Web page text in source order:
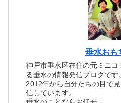
垂水おも
神戸市垂水区在住の元ミニ
る垂水の情報発信ブログです
2012年から自分たちの目で
信しています。